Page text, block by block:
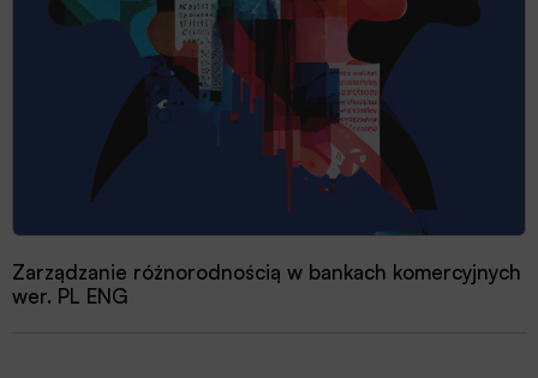
Zarządzanie różnorodnością w bankach komercyjnych
wer. PL ENG